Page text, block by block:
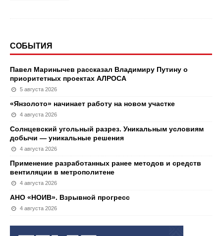
СОБЫТИЯ
Павел Маринычев рассказал Владимиру Путину о
приоритетных проектах АЛРОСА
5 августа 2026
«Янзолото» начинает работу на новом участке
4 августа 2026
Солнцевский угольный разрез. Уникальным условиям
добычи — уникальные решения
4 августа 2026
Применение разработанных ранее методов и средств
вентиляции в метрополитене
4 августа 2026
АНО «НОИВ». Взрывной прогресс
4 августа 2026